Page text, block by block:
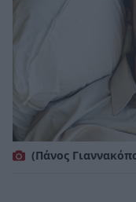
(Πάνος